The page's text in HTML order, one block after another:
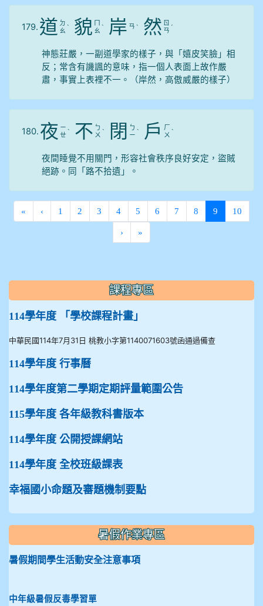
179. 道 ㄉ
ㄠ ˋ 貌 ㄇ
ㄠ ˋ 岸 ㄢ ˋ 然 ㄖ
ㄢ ˊ
神態莊嚴，一副道學家的樣子，與「嬉皮笑臉」相
反；常含有譏諷的意味，指一個人表面上故作嚴
肅，事實上表裡不一。（岸然，高傲威嚴的樣子）
180. 夜 ㄧ
ㄝˋ 不 ㄅ
ㄨ ˋ 閉
ㄅ
ㄧ ˋ 戶
ㄏ
ㄨ ˋ
夜間睡覺不用關門，形容社會秩序良好安定，盜賊
絕跡。同「路不拾遺」。
« ‹ 1 2 3 4 5 6 7 8 9 (current)
10
› »
::: 課程專區
114學年度 「學校課程計畫」
中華民國114年7月31日 桃教小字第1140071603號函通過備查
114學年度 行事曆
114學年度第二學期定期評量範圍公告
115學年度 各年級教科書版本
114學年度 公開授課網站
114學年度 全校班級課表
幸福國小命題及審題機制要點
暑假作業專區
暑假期間學生活動安全注意事項
中年級暑假反毒學習單